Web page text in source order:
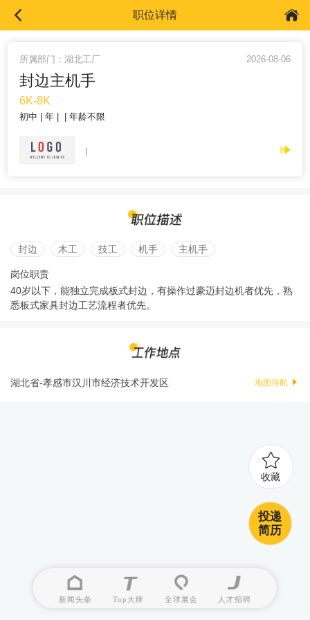
职位详情
所属部门：湖北工厂 2026-08-06
封边主机手
6K-8K
初中 年 年龄不限
封边 木工 技工 机手 主机手
岗位职责
40岁以下，能独立完成板式封边，有操作过豪迈封边机者优先，熟
悉板式家具封边工艺流程者优先。
湖北省-孝感市汉川市经济技术开发区 地图导航
新闻头条 Top大牌 全球展会 人才招聘
收藏
投递
简历